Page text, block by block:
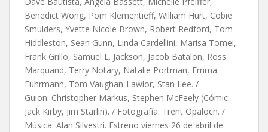
Benedict Wong, Pom Klementieff, William Hurt, Cobie
Smulders, Yvette Nicole Brown, Robert Redford, Tom
Hiddleston, Sean Gunn, Linda Cardellini, Marisa Tomei,
Frank Grillo, Samuel L. Jackson, Jacob Batalon, Ross
Marquand, Terry Notary, Natalie Portman, Emma
Fuhrmann, Tom Vaughan-Lawlor, Stan Lee. /
Guion: Christopher Markus, Stephen McFeely (Cómic:
Jack Kirby, Jim Starlin). / Fotografía: Trent Opaloch. /
Música: Alan Silvestri. Estreno viernes 26 de abril de